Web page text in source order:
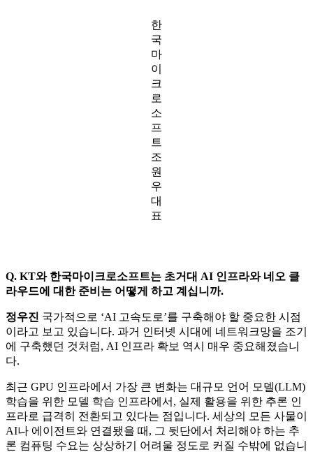
한
국
마
이
크
로
소
프
트
조
원
우
대
표
Q. KT와 한국마이크로소프트는 초거대 AI 인프라와 네오 클
라우드에 대한 준비는 어떻게 하고 계십니까.
정우진 국가적으로 ‘AI 고속도로’를 구축해야 할 중요한 시점
이라고 보고 있습니다. 과거 인터넷 시대에 네트워크망을 조기
에 구축했던 것처럼, AI 인프라 확보 역시 매우 중요해졌습니
다.
최근 GPU 인프라에서 가장 큰 변화는 대규모 언어 모델(LLM)
학습을 위한 모델 학습 인프라에서, 실제 활용을 위한 추론 인
프라로 급격히 전환되고 있다는 점입니다. 세상의 모든 사물이
AI나 에이전트와 연결됐을 때, 그 뒷단에서 처리해야 하는 추
론 컴퓨팅 수요는 상상하기 어려울 정도로 커질 수밖에 없습니